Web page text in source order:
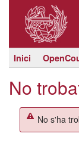
Inici
No
No s'ha